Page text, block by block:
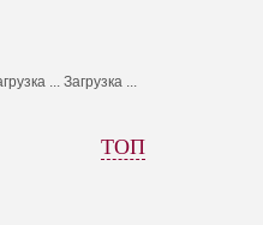
Загрузка ...
ТОП